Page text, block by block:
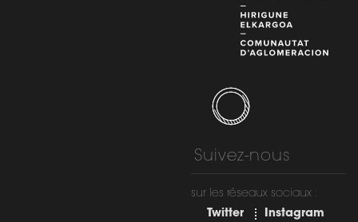
Suivez-nous
sur les réseaux sociaux :
Twitter
Instagram